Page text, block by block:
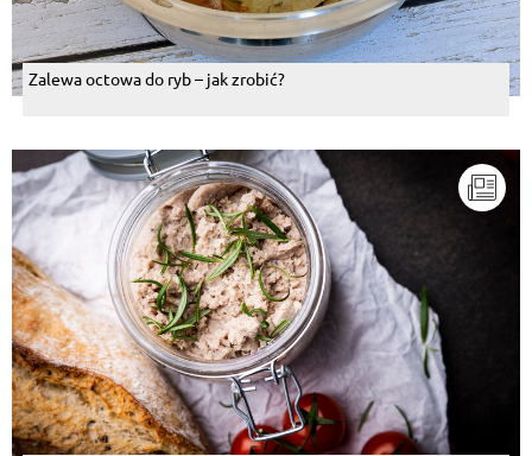
Zalewa octowa do ryb – jak zrobić?